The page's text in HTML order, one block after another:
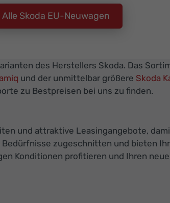
Alle Skoda EU-Neuwagen
des Herstellers Skoda. Das
und der unmittelbar größere Skoda
zu Bestpreisen bei uns zu finden.
und attraktive Leasingangebote,
zugeschnitten und bieten
Konditionen profitieren und Ihren